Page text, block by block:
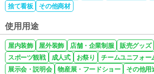
捨て看板
その他商材
使用用途
屋内装飾 屋外装飾 店舗・企業制服 販売グッズ
スポーツ観戦
成人式 お祭り チームユニフォー
展示会・説明会
物産展・フードショー その他用